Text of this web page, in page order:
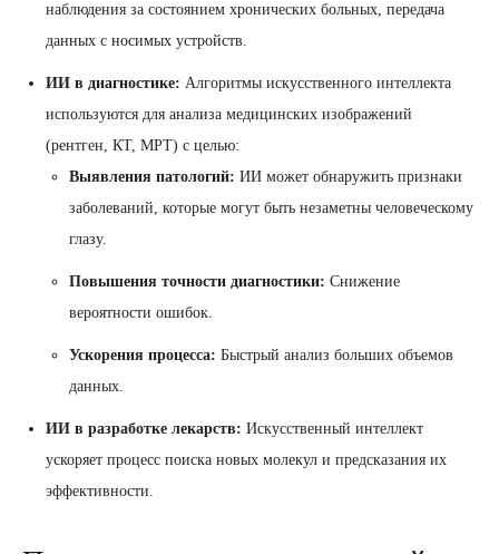
наблюдения за состоянием хронических больных, передача
данных с носимых устройств.
ИИ в диагностике: Алгоритмы искусственного интеллекта
используются для анализа медицинских изображений
(рентген, КТ, МРТ) с целью:
Выявления патологий: ИИ может обнаружить признаки
заболеваний, которые могут быть незаметны человеческому
глазу.
Повышения точности диагностики: Снижение
вероятности ошибок.
Ускорения процесса: Быстрый анализ больших объемов
данных.
ИИ в разработке лекарств: Искусственный интеллект
ускоряет процесс поиска новых молекул и предсказания их
эффективности.